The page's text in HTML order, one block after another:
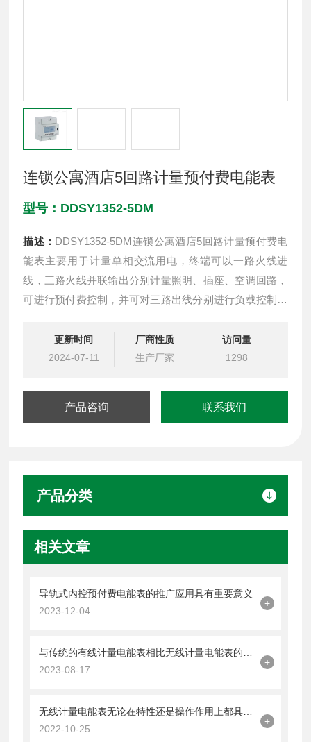
连锁公寓酒店5回路计量预付费电能表
型号：DDSY1352-5DM
描述： DDSY1352-5DM连锁公寓酒店5回路计量预付费电
能表主要用于计量单相交流用电，终端可以一路火线进
线，三路火线并联输出分别计量照明、插座、空调回路，
可进行预付费控制，并可对三路出线分别进行负载控制和
支持485和红外通讯，可方便地实现远程抄表、远程充
值、远程控制等功能。
更新时间
2024-07-11
厂商性质
生产厂家
访问量
1298
产品咨询 联系我们
产品分类
相关文章
导轨式内控预付费电能表的推广应用具有重要意义
2023-12-04
+
2023-08-17
+
2022-10-25
+